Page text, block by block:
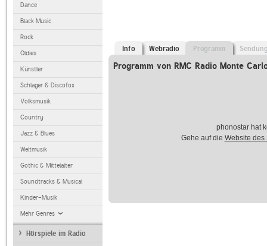
Dance
Black Music
Rock
Oldies
Künstler
Schlager & Discofox
Volksmusik
Country
Jazz & Blues
Weltmusik
Gothic & Mittelalter
Soundtracks & Musical
Kinder-Musik
Mehr Genres
Hörspiele im Radio
Info Webradio Programm
Programm von RMC Radio Monte
phonostar hat
Gehe auf die Website des